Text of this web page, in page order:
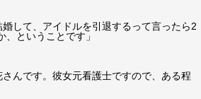
して、アイドルを引退するって言ったら2
、ということです」
んです。彼女元看護士ですので、ある程